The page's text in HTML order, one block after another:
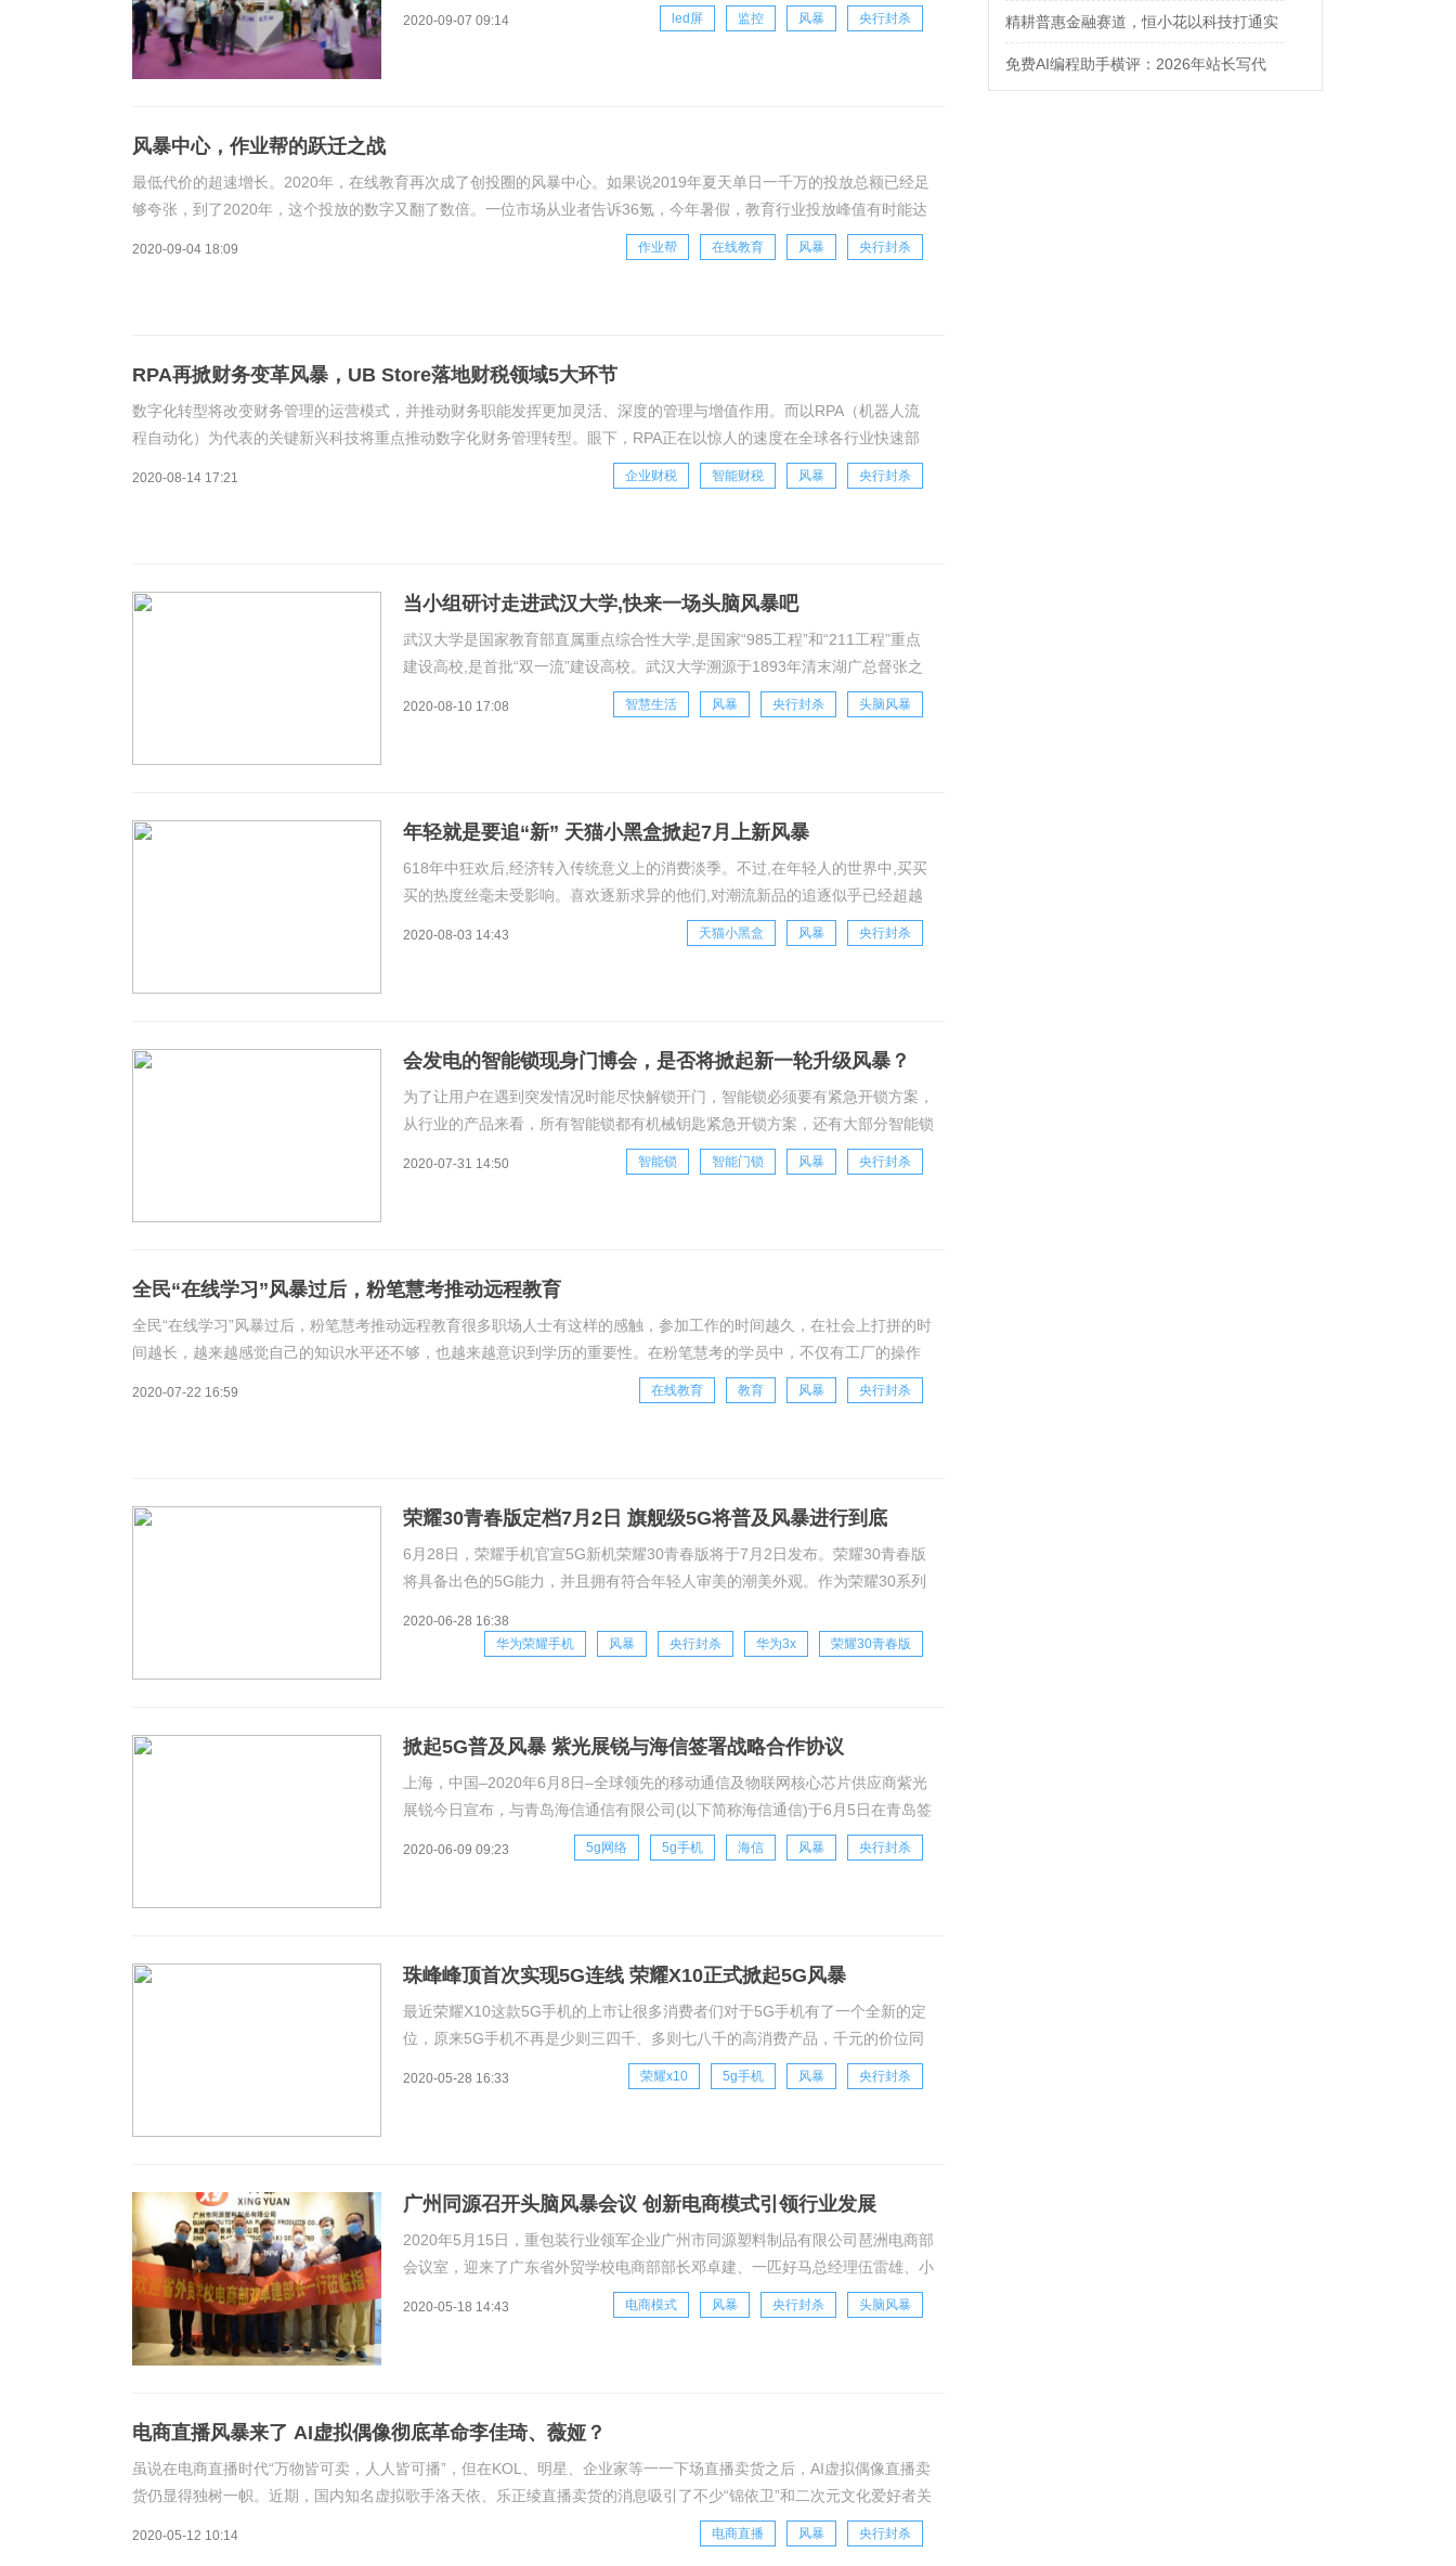
了各路行业精英前来参观一时间展位前人头攒动、热闹非凡为期3天的展会奥拓
完美地上演了一出视觉风暴这次展会奥拓最受关注的展品都是哪些呢?智慧监控
2020-09-07 09:14 led屏 监控 风暴 央行封杀
风暴中心，作业帮的跃迁之战
最低代价的超速增长。2020年，在线教育再次成了创投圈的风暴中心。如果说2019年夏天单日一千万的投放总额已经足
够夸张，到了2020年，这个投放的数字又翻了数倍。一位市场从业者告诉36氪，今年暑假，教育行业投放峰值有时能达
到一天7000—8000万的投放额，甚至超过了电商和游戏。与之相应的，公交、地
2020-09-04 18:09 作业帮 在线教育 风暴 央行封杀
RPA再掀财务变革风暴，UB Store落地财税领域5大环节
数字化转型将改变财务管理的运营模式，并推动财务职能发挥更加灵活、深度的管理与增值作用。而以RPA（机器人流
程自动化）为代表的关键新兴科技将重点推动数字化财务管理转型。眼下，RPA正在以惊人的速度在全球各行业快速部
署，特别是在财务领域将持续高速增长。RPA变革企业财务管理对于一些企业而言，部分财务业务
2020-08-14 17:21 企业财税 智能财税 风暴 央行封杀
当小组研讨走进武汉大学,快来一场头脑风暴吧
武汉大学是国家教育部直属重点综合性大学,是国家“985工程”和“211工程”重点
建设高校,是首批“双一流”建设高校。武汉大学溯源于1893年清末湖广总督张之
洞奏请清政府创办的自强学堂,历经传承演变,1928年定名为国立武汉大学,是近
代中国第一批国立大学。为了进一步推动教育信息化建设进程、主推课堂教学
2020-08-10 17:08 智慧生活 风暴 央行封杀 头脑风暴
年轻就是要追“新” 天猫小黑盒掀起7月上新风暴
618年中狂欢后,经济转入传统意义上的消费淡季。不过,在年轻人的世界中,买买
买的热度丝毫未受影响。喜欢逐新求异的他们,对潮流新品的追逐似乎已经超越
所有季节因素,完全一副“你若及时上新,我必倾囊追随”的姿态。专注新品发售的
天猫小黑盒,因此成为年轻人最大的潮流集散地。背靠天猫平台大数据能力及对
2020-08-03 14:43 天猫小黑盒 风暴 央行封杀
会发电的智能锁现身门博会，是否将掀起新一轮升级风暴？
为了让用户在遇到突发情况时能尽快解锁开门，智能锁必须要有紧急开锁方案，
从行业的产品来看，所有智能锁都有机械钥匙紧急开锁方案，还有大部分智能锁
额外配有移动电源开锁方案。智能锁应急开锁方案但是，有意料之外的情况总会
发生，例如回家发现智能锁没电，但是身边没有移动电源，也没有机械钥匙，这
2020-07-31 14:50 智能锁 智能门锁 风暴 央行封杀
全民“在线学习”风暴过后，粉笔慧考推动远程教育
全民“在线学习”风暴过后，粉笔慧考推动远程教育很多职场人士有这样的感触，参加工作的时间越久，在社会上打拼的时
间越长，越来越感觉自己的知识水平还不够，也越来越意识到学历的重要性。在粉笔慧考的学员中，不仅有工厂的操作
工人，也有企业里的管理人员，无论是为了给自己开拓更好的工作机会，还是为了更好的管理企业，
2020-07-22 16:59 在线教育 教育 风暴 央行封杀
荣耀30青春版定档7月2日 旗舰级5G将普及风暴进行到底
6月28日，荣耀手机官宣5G新机荣耀30青春版将于7月2日发布。荣耀30青春版
将具备出色的5G能力，并且拥有符合年轻人审美的潮美外观。作为荣耀30系列
耀将5G普及的风暴进行到底。5G青春，美好如你!加速5G手机普及尽管距离正
2020-06-28 16:38
华为荣耀手机
风暴 央行封杀 华为3x 荣耀30青春版
​掀起5G普及风暴 紫光展锐与海信签署战略合作协议
上海，中国–2020年6月8日–全球领先的移动通信及物联网核心芯片供应商紫光
展锐今日宣布，与青岛海信通信有限公司(以下简称海信通信)于6月5日在青岛签
署了战略合作协议。双方将发挥各自领域的专长和优势，深化5G业务合作，携
手在手机、平板、家电、模组、CPE、智能硬件等各类产品领域展开全方位合
2020-06-09 09:23 5g网络 5g手机 海信 风暴 央行封杀
珠峰峰顶首次实现5G连线 荣耀X10正式掀起5G风暴
最近荣耀X10这款5G手机的上市让很多消费者们对于5G手机有了一个全新的定
位，原来5G手机不再是少则三四千、多则七八千的高消费产品，千元的价位同
样可以获得旗舰级的5G体验。昨日，荣耀X10助中国登山队员成功在珠峰峰顶
完成首次5G连线，备受业内好评，就像此前荣耀总裁赵明表示的那样，荣耀
2020-05-28 16:33 荣耀x10 5g手机 风暴 央行封杀
广州同源召开头脑风暴会议 创新电商模式引领行业发展
2020年5月15日，重包装行业领军企业广州市同源塑料制品有限公司琶洲电商部
会议室，迎来了广东省外贸学校电商部部长邓卓建、一匹好马总经理伍雷雄、小
贸商城总经理李湛辉等电商大咖。广州同源公司销售部总经理詹学森在会上向来
宾们介绍了企业发展情况。同源公司成立于2006年，注册资金1.03亿，员工200
2020-05-18 14:43 电商模式 风暴 央行封杀 头脑风暴
电商直播风暴来了 AI虚拟偶像彻底革命李佳琦、薇娅？
虽说在电商直播时代“万物皆可卖，人人皆可播”，但在KOL、明星、企业家等一一下场直播卖货之后，AI虚拟偶像直播卖
货仍显得独树一帜。近期，国内知名虚拟歌手洛天依、乐正绫直播卖货的消息吸引了不少“锦依卫”和二次元文化爱好者关
2020-05-12 10:14 电商直播 风暴 央行封杀
造”
精耕普惠金融赛道，恒小花以科技打通实
体融资梗阻
免费AI编程助手横评：2026年站长写代